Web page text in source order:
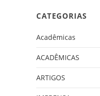
CATEGORIAS
Acadêmicas
ACADÊMICAS
ARTIGOS